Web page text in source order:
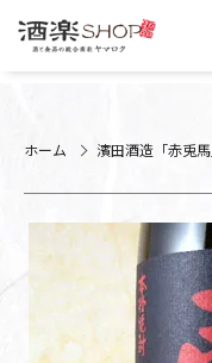
ホーム 濱田酒造「赤兎馬